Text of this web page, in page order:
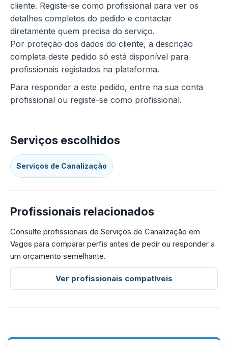
cliente. Registe-se como profissional para ver os
detalhes completos do pedido e contactar
diretamente quem precisa do serviço.
Por proteção dos dados do cliente, a descrição
completa deste pedido só está disponível para
profissionais registados na plataforma.
Para responder a este pedido, entre na sua conta
profissional ou registe-se como profissional.
Serviços escolhidos
Serviços de Canalização
Profissionais relacionados
Consulte profissionais de Serviços de Canalização em
Vagos para comparar perfis antes de pedir ou responder a
um orçamento semelhante.
Ver profissionais compatíveis